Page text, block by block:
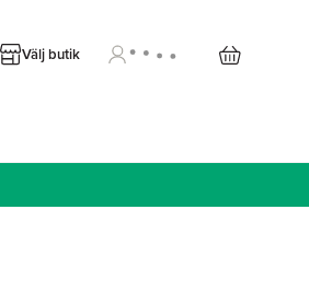
Välj butik